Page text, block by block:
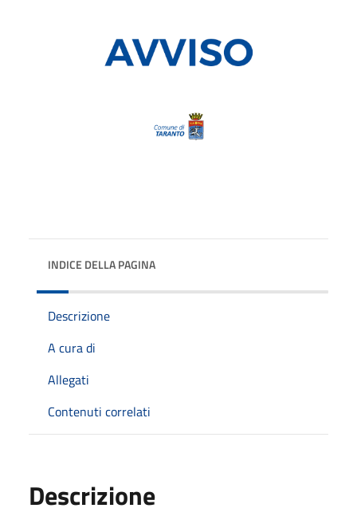
INDICE DELLA PAGINA
Descrizione
A cura di
Allegati
Contenuti correlati
Descrizione